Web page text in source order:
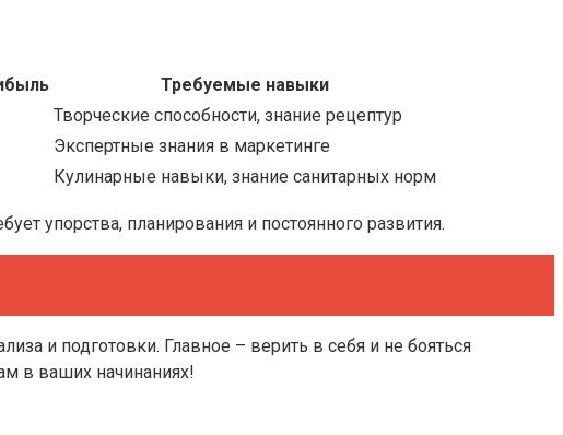
Требуемые навыки
Творческие способности, знание рецептур
Экспертные знания в маркетинге
Кулинарные навыки, знание санитарных норм
упорства, планирования и постоянного развития.
и подготовки. Главное – верить в себя и не бояться
в ваших начинаниях!